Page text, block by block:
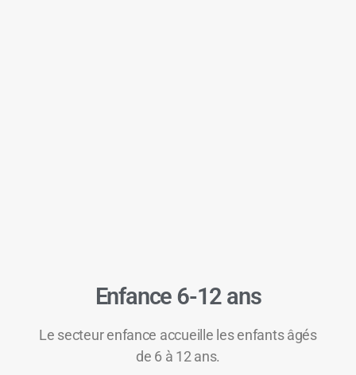
Enfance 6-12 ans
Le secteur enfance accueille les enfants âgés
de 6 à 12 ans.